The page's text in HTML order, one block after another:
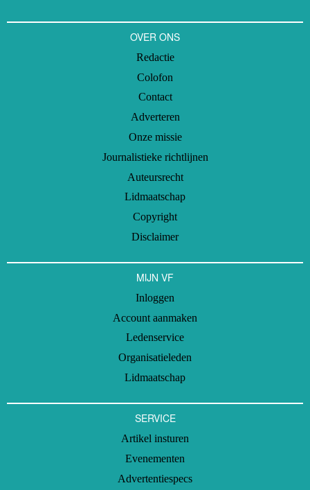
OVER ONS
Redactie
Colofon
Contact
Adverteren
Onze missie
Journalistieke richtlijnen
Auteursrecht
Lidmaatschap
Copyright
Disclaimer
MIJN VF
Inloggen
Account aanmaken
Ledenservice
Organisatieleden
Lidmaatschap
SERVICE
Artikel insturen
Evenementen
Advertentiespecs